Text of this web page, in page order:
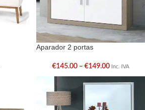
Aparador 2 portas
€145.00 – €149.00 Inc. IVA